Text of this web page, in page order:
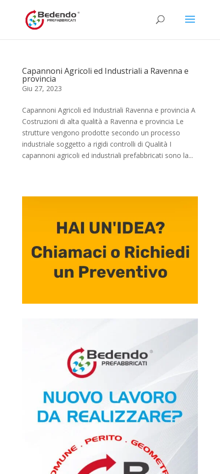
Capannoni Agricoli ed Industriali a Ravenna e
provincia
Giu 27, 2023
Capannoni Agricoli ed Industriali Ravenna e provincia A
Costruzioni di alta qualità a Ravenna e provincia Le
strutture vengono prodotte secondo un processo
industriale soggetto a rigidi controlli di Qualità I
capannoni agricoli ed industriali prefabbricati sono la...